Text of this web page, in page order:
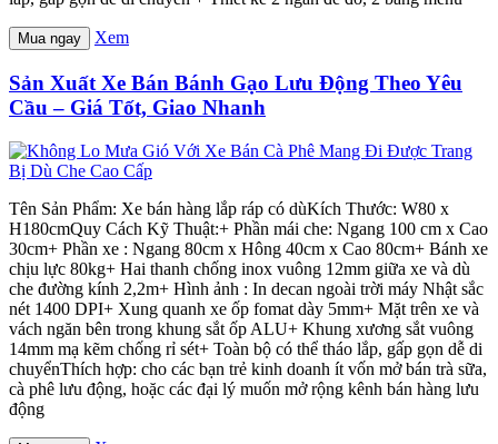
Mua ngay Xem
Sản Xuất Xe Bán Bánh Gạo Lưu Động Theo Yêu
Cầu – Giá Tốt, Giao Nhanh
Tên Sản Phẩm: Xe bán hàng lắp ráp có dùKích Thước: W80 x
H180cmQuy Cách Kỹ Thuật:+ Phần mái che: Ngang 100 cm x Cao
30cm+ Phần xe : Ngang 80cm x Hông 40cm x Cao 80cm+ Bánh xe
chịu lực 80kg+ Hai thanh chống inox vuông 12mm giữa xe và dù
che đường kính 2,2m+ Hình ảnh : In decan ngoài trời máy Nhật sắc
nét 1400 DPI+ Xung quanh xe ốp fomat dày 5mm+ Mặt trên xe và
vách ngăn bên trong khung sắt ốp ALU+ Khung xương sắt vuông
14mm mạ kẽm chống rỉ sét+ Toàn bộ có thể tháo lắp, gấp gọn dễ di
chuyểnThích hợp: cho các bạn trẻ kinh doanh ít vốn mở bán trà sữa,
cà phê lưu động, hoặc các đại lý muốn mở rộng kênh bán hàng lưu
động